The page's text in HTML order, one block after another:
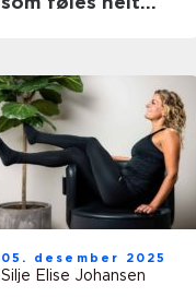
05. desember 2025
Silje Elise Johansen